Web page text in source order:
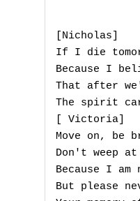
[Nicholas]
If I die
Because I
That after
The spirit
[ Victoria]
Move on, be
Don't weep at
Because I
But please